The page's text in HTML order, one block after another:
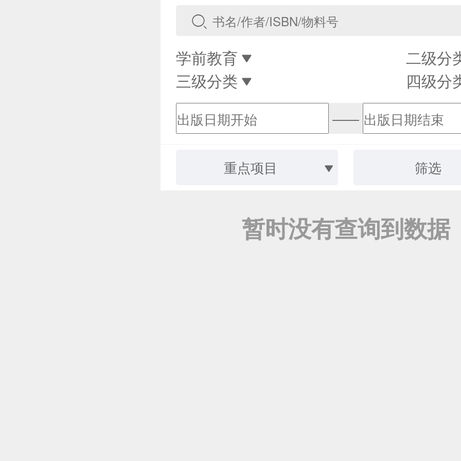
学前教育
二级分
三级分类
四级分
——
重点项目 筛选
暂时没有查询到数据